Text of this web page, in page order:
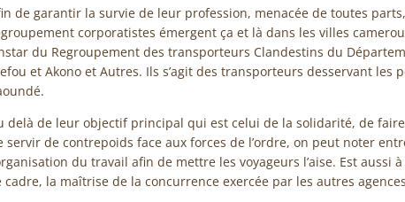
de garantir la survie de leur profession, menacée de toutes
corporatistes émergent ça et là dans les villes
du Regroupement des transporteurs Clandestins du
et Akono et Autres. Ils s’agit des transporteurs desservant les
delà de leur objectif principal qui est celui de la solidarité, de
servir de contrepoids face aux forces de l’ordre, on peut noter
du travail afin de mettre les voyageurs l’aise. Est aussi
cadre, la maîtrise de la concurrence exercée par les autres